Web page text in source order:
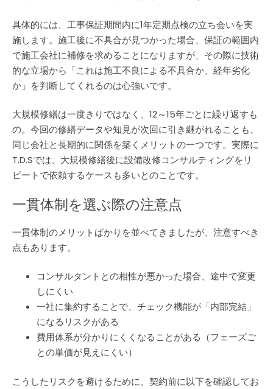
具体的には、工事保証期間内に1年定期点検の立ち会いを実
施します。施工後に不具合が見つかった場合、保証の範囲内
で施工会社に補修を求めることになりますが、その際に技術
的な立場から「これは施工不良による不具合か、経年劣化
か」を判断してくれるのは心強いです。
大規模修繕は一度きりではなく、12～15年ごとに繰り返すも
の。今回の修繕データや知見が次回に引き継がれることも、
同じ会社と長期的に関係を築くメリットの一つです。実際に
T.D.Sでは、大規模修繕後に設備改修コンサルティングをリ
ピートで依頼するケースも多いとのことです。
一貫体制を選ぶ際の注意点
一貫体制のメリットばかりを並べてきましたが、注意すべき
点もあります。
コンサルタントとの相性が悪かった場合、途中で変更
しにくい
一社に集約することで、チェック機能が「内部完結」
になるリスクがある
費用体系が分かりにくくなることがある（フェーズご
との単価が見えにくい）
こうしたリスクを避けるために、契約前に以下を確認してお